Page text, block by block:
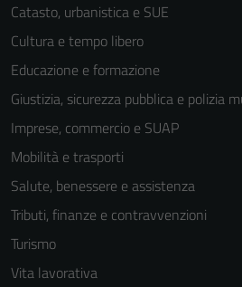
Catasto, urbanistica e SUE
Cultura e tempo libero
Educazione e formazione
Giustizia, sicurezza pubblica e polizia
Imprese, commercio e SUAP
Mobilità e trasporti
Salute, benessere e assistenza
Tributi, finanze e contravvenzioni
Turismo
Vita lavorativa